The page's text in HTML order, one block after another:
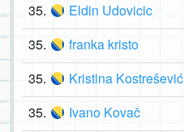
35. Eldin Udovicic
35. franka kristo
35. Kristina Kostrešević
35. Ivano Kovač